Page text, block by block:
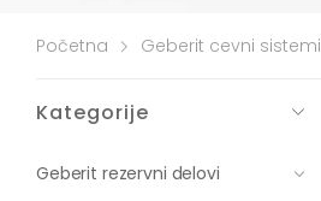
Početna Geberit cevni sistemi
Kategorije
Geberit rezervni delovi